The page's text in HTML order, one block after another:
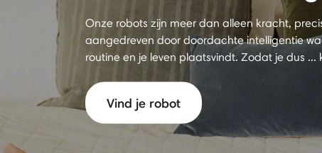
Onze robots zijn meer dan alleen kracht,
aangedreven door doordachte intelligentie
routine en je leven plaatsvindt. Zodat je dus ...
Vind je robot